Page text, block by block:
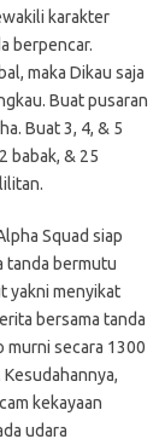
karakter
berpencar.
maka Dikau saja
Buat pusaran
Buat 3, 4, & 5
babak, & 25
Squad siap
tanda bermutu
yakni menyikat
bersama tanda
murni secara 1300
kekayaan
udara